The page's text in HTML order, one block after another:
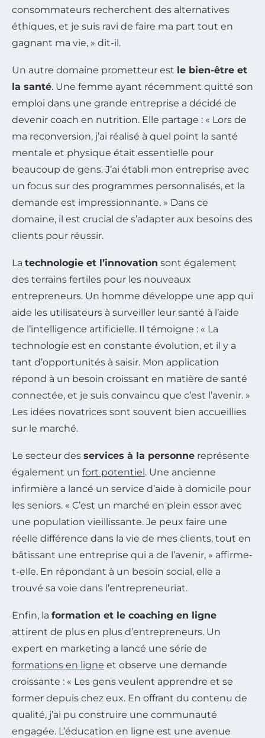
consommateurs recherchent des alternatives
éthiques, et je suis ravi de faire ma part tout en
gagnant ma vie, » dit-il.
Un autre domaine prometteur est le bien-être et
la santé. Une femme ayant récemment quitté son
emploi dans une grande entreprise a décidé de
devenir coach en nutrition. Elle partage : « Lors de
ma reconversion, j’ai réalisé à quel point la santé
mentale et physique était essentielle pour
beaucoup de gens. J’ai établi mon entreprise avec
un focus sur des programmes personnalisés, et la
demande est impressionnante. » Dans ce
domaine, il est crucial de s’adapter aux besoins des
clients pour réussir.
La technologie et l’innovation sont également
des terrains fertiles pour les nouveaux
entrepreneurs. Un homme développe une app qui
aide les utilisateurs à surveiller leur santé à l’aide
de l’intelligence artificielle. Il témoigne : « La
technologie est en constante évolution, et il y a
tant d’opportunités à saisir. Mon application
répond à un besoin croissant en matière de santé
connectée, et je suis convaincu que c’est l’avenir. »
Les idées novatrices sont souvent bien accueillies
sur le marché.
Le secteur des services à la personne représente
également un fort potentiel . Une ancienne
infirmière a lancé un service d’aide à domicile pour
les seniors. « C’est un marché en plein essor avec
une population vieillissante. Je peux faire une
réelle différence dans la vie de mes clients, tout en
bâtissant une entreprise qui a de l’avenir, » affirme-
t-elle. En répondant à un besoin social, elle a
trouvé sa voie dans l’entrepreneuriat.
Enfin, la formation et le coaching en ligne
attirent de plus en plus d’entrepreneurs. Un
expert en marketing a lancé une série de
formations en ligne et observe une demande
croissante : « Les gens veulent apprendre et se
former depuis chez eux. En offrant du contenu de
qualité, j’ai pu construire une communauté
engagée. L’éducation en ligne est une avenue